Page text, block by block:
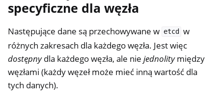
specyficzne dla węzła
Następujące dane są przechowywane w etcd
w
różnych zakresach dla każdego węzła. Jest więc
dostępnydla każdego węzła, ale nie jednolitymiędzy
węzłami (każdy węzeł może mieć inną wartość dla
tych danych).